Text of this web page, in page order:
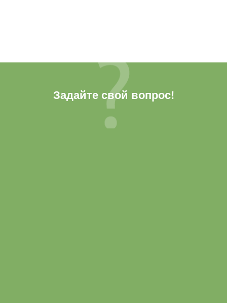
Задайте свой вопрос!